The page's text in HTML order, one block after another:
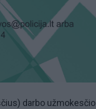
darbo užmokesčio